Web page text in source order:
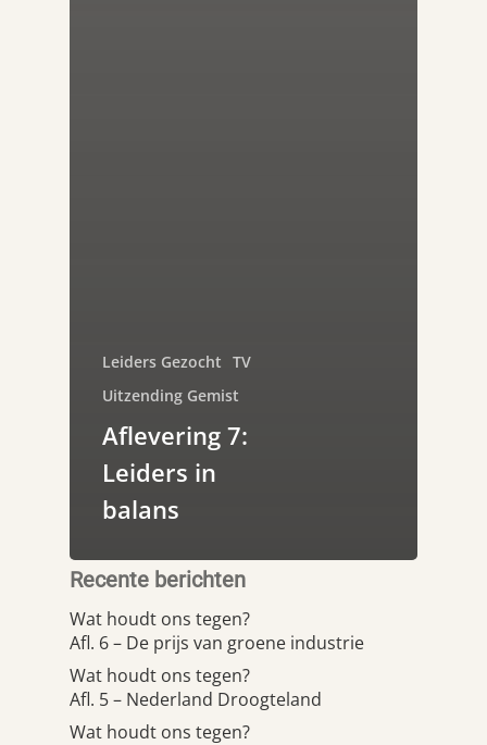
Leiders Gezocht TV
Uitzending Gemist
Aflevering 7:
Leiders in
balans
Recente berichten
Wat houdt ons tegen?
Afl. 6 – De prijs van groene industrie
Wat houdt ons tegen?
Afl. 5 – Nederland Droogteland
Wat houdt ons tegen?